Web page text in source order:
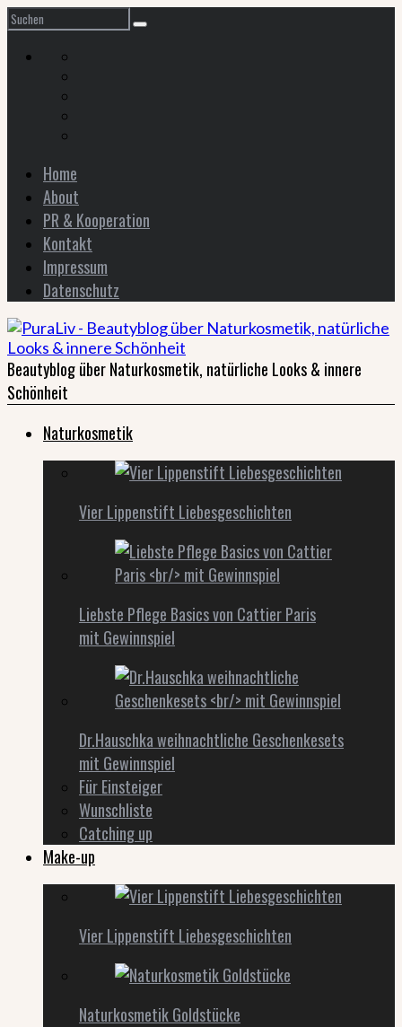
Home
About
PR & Kooperation
Kontakt
Impressum
Datenschutz
Beautyblog über Naturkosmetik, natürliche Looks & innere
Schönheit
Naturkosmetik
Vier Lippenstift Liebesgeschichten
Liebste Pflege Basics von Cattier Paris
mit Gewinnspiel
Dr.Hauschka weihnachtliche Geschenkesets
mit Gewinnspiel
Für Einsteiger
Wunschliste
Catching up
Make-up
Vier Lippenstift Liebesgeschichten
Naturkosmetik Goldstücke